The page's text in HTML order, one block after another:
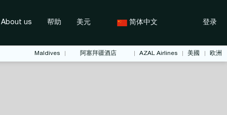
us 帮助 美元 简体中文 登录
Maldives 阿塞拜疆酒店 AZAL Airlines 美國 欧洲